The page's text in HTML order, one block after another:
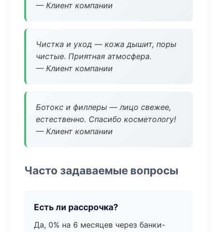
— Клиент компании
Чистка и уход — кожа дышит, поры
чистые. Приятная атмосфера.
— Клиент компании
Ботокс и филлеры — лицо свежее,
естественно. Спасибо косметологу!
— Клиент компании
Часто задаваемые вопросы
Есть ли рассрочка?
Да, 0% на 6 месяцев через банки-